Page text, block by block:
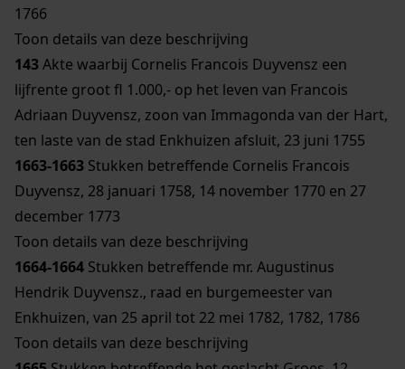
1766
Toon details van deze beschrijving
143Akte waarbij Cornelis Francois Duyvensz een
lijfrente groot fl 1.000,- op het leven van Francois
Adriaan Duyvensz, zoon van Immagonda van der Hart,
ten laste van de stad Enkhuizen afsluit, 23 juni 1755
1663-1663 Stukken betreffende Cornelis Francois
Duyvensz, 28 januari 1758, 14 november 1770 en 27
december 1773
Toon details van deze beschrijving
1664-1664 Stukken betreffende mr. Augustinus
Hendrik Duyvensz., raad en burgemeester van
Enkhuizen, van 25 april tot 22 mei 1782, 1782, 1786
Toon details van deze beschrijving